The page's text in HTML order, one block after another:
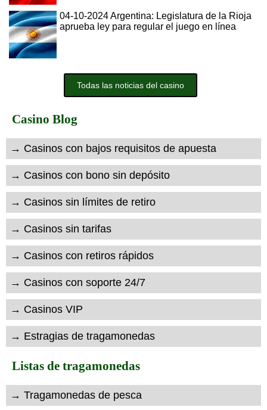
04-10-2024 Argentina: Legislatura de la Rioja
aprueba ley para regular el juego en línea
Todas las noticias del casino
Casino Blog
→ Casinos con bajos requisitos de apuesta
→ Casinos con bono sin depósito
→ Casinos sin límites de retiro
→ Casinos sin tarifas
→ Casinos con retiros rápidos
→ Casinos con soporte 24/7
→ Casinos VIP
→ Estragias de tragamonedas
Listas de tragamonedas
→ Tragamonedas de pesca